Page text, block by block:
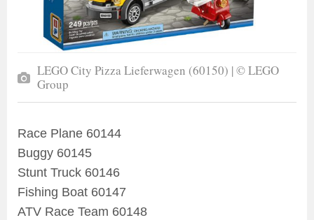
LEGO City Pizza Lieferwagen (60150) | © LEGO
Group
Race Plane 60144
Buggy 60145
Stunt Truck 60146
Fishing Boat 60147
ATV Race Team 60148